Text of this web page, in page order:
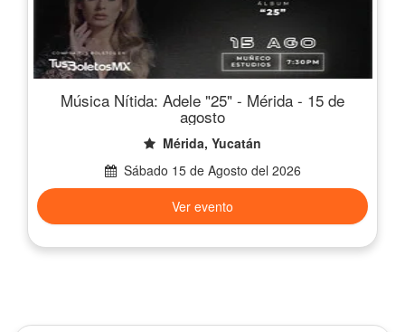
Música Nítida: Adele "25" - Mérida - 15 de
agosto
Mérida, Yucatán
Sábado 15 de Agosto del 2026
Ver evento